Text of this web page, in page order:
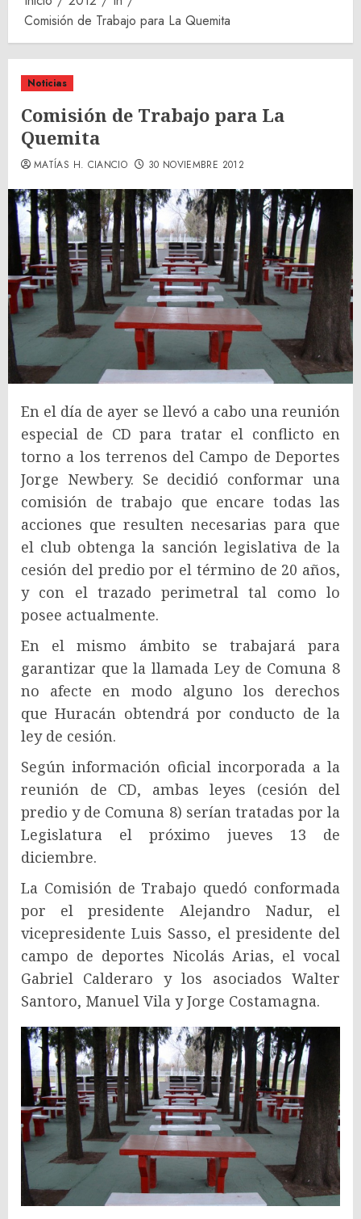
Comisión de Trabajo para La Quemita
Noticias
Comisión de Trabajo para La
Quemita
MATÍAS H. CIANCIO 30 NOVIEMBRE 2012
En el día de ayer se llevó a cabo una reunión
especial de CD para tratar el conflicto en
torno a los terrenos del Campo de Deportes
Jorge Newbery. Se decidió conformar una
comisión de trabajo que encare todas las
acciones que resulten necesarias para que
el club obtenga la sanción legislativa de la
cesión del predio por el término de 20 años,
y con el trazado perimetral tal como lo
posee actualmente.
En el mismo ámbito se trabajará para
garantizar que la llamada Ley de Comuna 8
no afecte en modo alguno los derechos
que Huracán obtendrá por conducto de la
ley de cesión.
Según información oficial incorporada a la
reunión de CD, ambas leyes (cesión del
predio y de Comuna 8) serían tratadas por la
Legislatura el próximo jueves 13 de
diciembre.
La Comisión de Trabajo quedó conformada
por el presidente Alejandro Nadur, el
vicepresidente Luis Sasso, el presidente del
campo de deportes Nicolás Arias, el vocal
Gabriel Calderaro y los asociados Walter
Santoro, Manuel Vila y Jorge Costamagna.